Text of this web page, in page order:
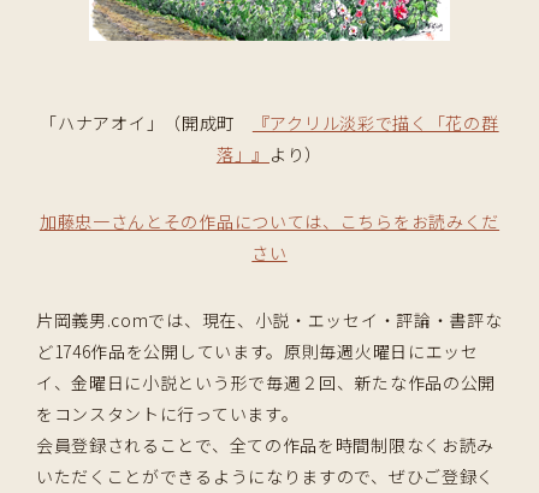
「ハナアオイ」（開成町
『アクリル淡彩で描く「花の群
落」』 より）
加藤忠一さんとその作品については、こちらをお読みくだ
さい
片岡義男.comでは、現在、小説・エッセイ・評論・書評な
ど1746作品を公開しています。原則毎週火曜日にエッセ
イ、金曜日に小説という形で毎週２回、新たな作品の公開
をコンスタントに行っています。
会員登録されることで、全ての作品を時間制限なくお読み
いただくことができるようになりますので、ぜひご登録く